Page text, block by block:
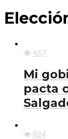
467
Mi
pacta
824